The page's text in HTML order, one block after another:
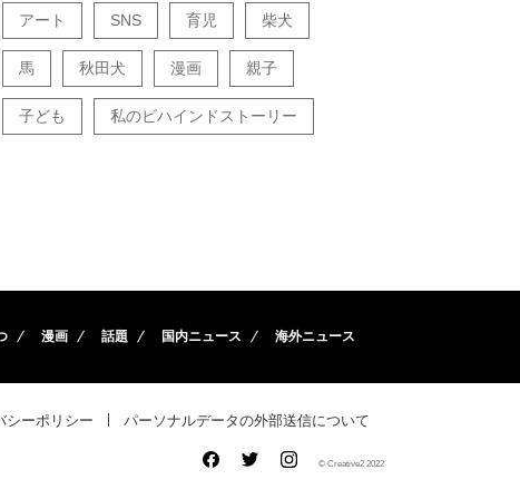
アート SNS 育児 柴犬
馬 秋田犬 漫画 親子
子ども 私のビハインドストーリー
漫画 話題 国内ニュース 海外ニュース
シーポリシー パーソナルデータの外部送信について
© Creative2 2022